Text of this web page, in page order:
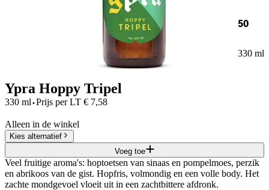
50
330 ml
Ypra Hoppy Tripel
330 ml·Prijs per LT € 7,58
Alleen in de winkel
Kies alternatief
Voeg toe
Veel fruitige aroma's: hoptoetsen van sinaas en pompelmoes, perzik
en abrikoos van de gist. Hopfris, volmondig en een volle body. Het
zachte mondgevoel vloeit uit in een zachtbittere afdronk.